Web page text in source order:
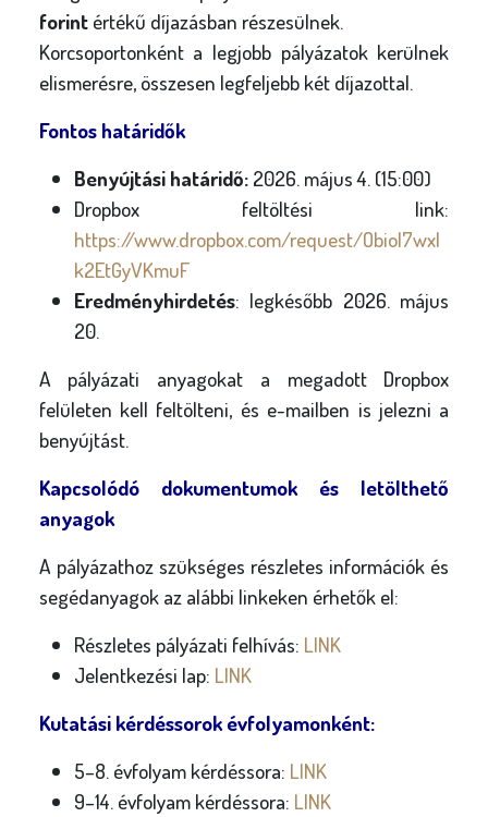
forint értékű díjazásban részesülnek.
Korcsoportonként a legjobb pályázatok kerülnek
elismerésre, összesen legfeljebb két díjazottal.
Fontos határidők
Benyújtási határidő:2026. május 4. (15:00)
Dropbox feltöltési link:
https://www.dropbox.com/request/ObioI7wxl
k2EtGyVKmuF
Eredményhirdetés: legkésőbb 2026. május
20.
A pályázati anyagokat a megadott Dropbox
felületen kell feltölteni, és e-mailben is jelezni a
benyújtást.
Kapcsolódó dokumentumok és letölthető
anyagok
A pályázathoz szükséges részletes információk és
segédanyagok az alábbi linkeken érhetők el:
Részletes pályázati felhívás: LINK
Jelentkezési lap: LINK
Kutatási kérdéssorok évfolyamonként:
5–8. évfolyam kérdéssora: LINK
9–14. évfolyam kérdéssora: LINK